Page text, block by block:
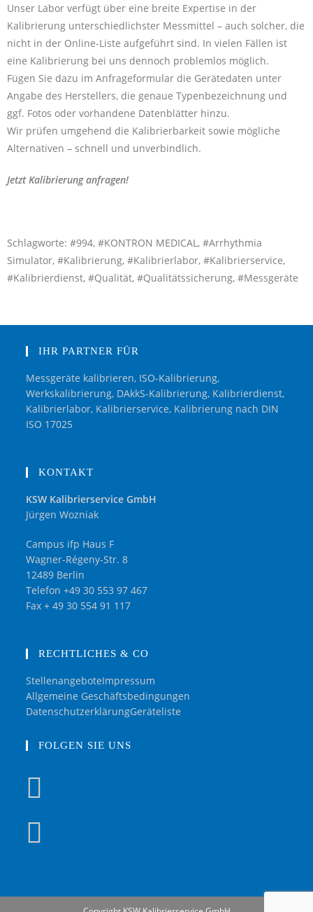
Unser Labor verfügt über eine breite Expertise in der
Kalibrierung unterschiedlichster Messmittel – auch solcher, die
nicht in der Online-Liste aufgeführt sind. In vielen Fällen ist
eine Kalibrierung bei uns dennoch problemlos möglich.
Fügen Sie dazu im Anfrageformular die Gerätedaten unter
Angabe des Herstellers, die genaue Typenbezeichnung und
ggf. Fotos oder vorhandene Datenblätter hinzu.
Wir prüfen umgehend die Kalibrierbarkeit sowie mögliche
Alternativen – schnell und unverbindlich.
Jetzt Kalibrierung anfragen!
Schlagworte: #994, #KONTRON MEDICAL, #Arrhythmia
Simulator, #Kalibrierung, #Kalibrierlabor, #Kalibrierservice,
#Kalibrierdienst, #Qualität, #Qualitätssicherung, #Messgeräte
IHR PARTNER FÜR
Messgeräte kalibrieren, ISO-Kalibrierung,
Werkskalibrierung, DAkkS-Kalibrierung, Kalibrierdienst,
Kalibrierlabor, Kalibrierservice, Kalibrierung nach DIN
ISO 17025
KONTAKT
KSW Kalibrierservice GmbH
Jürgen Wozniak
Campus ifp Haus F
Wagner-Régeny-Str. 8
12489 Berlin
Telefon +49 30 553 97 467
Fax + 49 30 554 91 117
RECHTLICHES & CO
StellenangeboteImpressum
Allgemeine Geschäftsbedingungen
DatenschutzerklärungGeräteliste
FOLGEN SIE UNS